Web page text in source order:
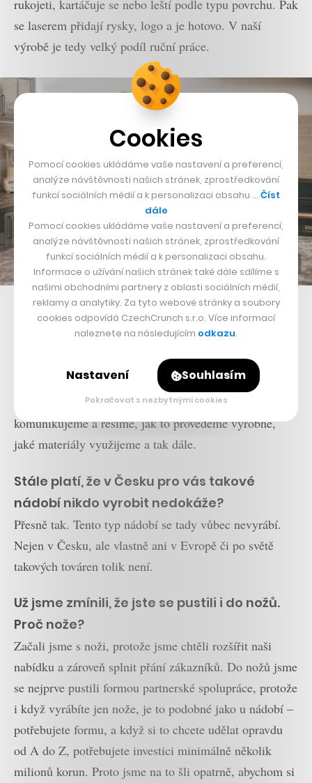
rukojeti, kartáčuje se nebo leští podle typu povrchu. Pak
se laserem přidají rysky, logo a je hotovo. V naší
výrobě je tedy velký podíl ruční práce.
Jan Fabini, zakladatel značky Fabini
Takže vy to tady celé připravíte a pošlete
to do Itálie „jen“ na výrobu?
Ano, ale hodně na tom spolupracujeme i s Italy. Celý
proces vychází od nás, nicméně s nimi neustále
komunikujeme a řešíme, jak to provedeme výrobně,
jaké materiály využijeme a tak dále.
Stále platí, že v Česku pro vás takové
nádobí nikdo vyrobit nedokáže?
Přesně tak. Tento typ nádobí se tady vůbec nevyrábí.
Nejen v Česku, ale vlastně ani v Evropě či po světě
takových továren tolik není.
Už jsme zmínili, že jste se pustili i do nožů.
Proč nože?
Začali jsme s noži, protože jsme chtěli rozšířit naši
nabídku a zároveň splnit přání zákazníků. Do nožů jsme
se nejprve pustili formou partnerské spolupráce, protože
i když vyrábíte jen nože, je to podobné jako u nádobí –
potřebujete formu, a když si to chcete udělat opravdu
od A do Z, potřebujete investici minimálně několik
milionů korun. Proto jsme na to šli opatrně, abychom si
Cookies
Pomocí cookies ukládáme vaše nastavení a preferencí,
analýze návštěvnosti našich stránek, zprostředkování
funkcí sociálních médií a k personalizaci obsahu … Číst
dále
Pomocí cookies ukládáme vaše nastavení a preferencí,
analýze návštěvnosti našich stránek, zprostředkování
funkcí sociálních médií a k personalizaci obsahu.
Informace o užívání našich stránek také dále sdílíme s
našimi obchodními partnery z oblasti sociálních médií,
reklamy a analytiky. Za tyto webové stránky a soubory
cookies odpovídá CzechCrunch s.r.o. Více informací
naleznete na následujícím odkazu.
Nastavení Souhlasím
Pokračovat s nezbytnými cookies